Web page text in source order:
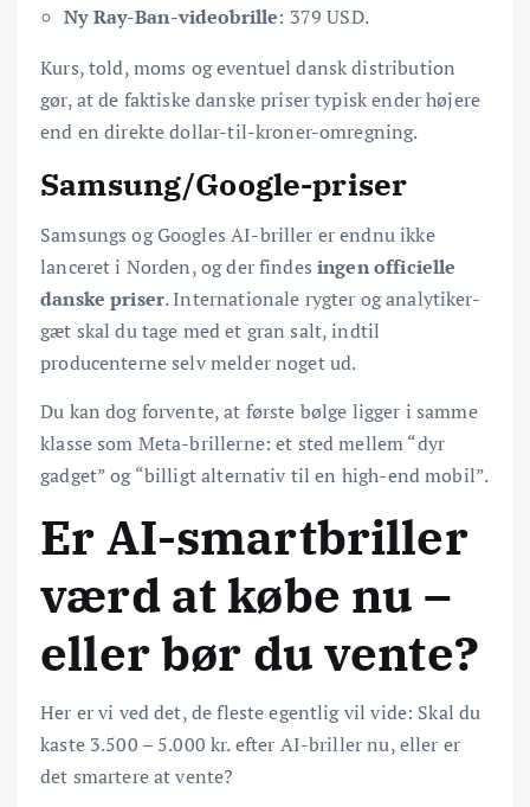
Ny Ray-Ban-videobrille: 379 USD.
Kurs, told, moms og eventuel dansk distribution
gør, at de faktiske danske priser typisk ender højere
end en direkte dollar-til-kroner-omregning.
Samsung/Google-priser
Samsungs og Googles AI-briller er endnu ikke
lanceret i Norden, og der findesingen officielle
danske priser. Internationale rygter og analytiker-
gæt skal du tage med et gran salt, indtil
producenterne selv melder noget ud.
Du kan dog forvente, at første bølge ligger i samme
klasse som Meta-brillerne: et sted mellem “dyr
gadget” og “billigt alternativ til en high-end mobil”.
Er AI-smartbriller
værd at købe nu –
eller bør du vente?
Her er vi ved det, de fleste egentlig vil vide: Skal du
kaste 3.500 – 5.000 kr. efter AI-briller nu, eller er
det smartere at vente?